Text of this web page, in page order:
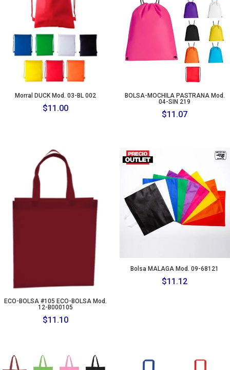
Morral DUCK Mod. 03-BL 002
$11.00
BOLSA-MOCHILA PASTRANA Mod.
04-SIN 219
$11.07
ECO-BOLSA #105 ECO-BOLSA Mod.
12-B000105
$11.10
Bolsa MALAGA Mod. 09-68121
$11.12